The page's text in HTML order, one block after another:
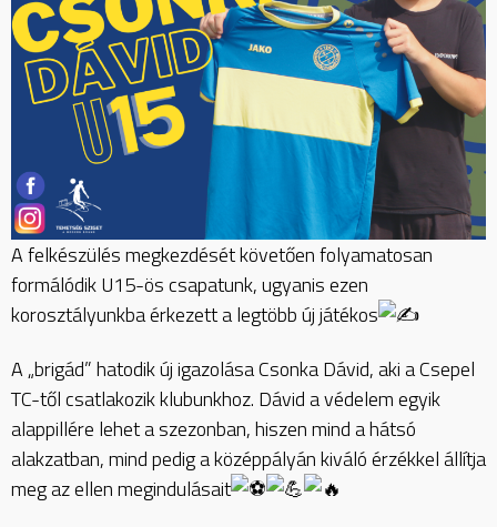
A felkészülés megkezdését követően folyamatosan
formálódik U15-ös csapatunk, ugyanis ezen
korosztályunkba érkezett a legtöbb új játékos
A „brigád” hatodik új igazolása Csonka Dávid, aki a Csepel
TC-től csatlakozik klubunkhoz. Dávid a védelem egyik
alappillére lehet a szezonban, hiszen mind a hátsó
alakzatban, mind pedig a középpályán kiváló érzékkel állítja
meg az ellen megindulásait